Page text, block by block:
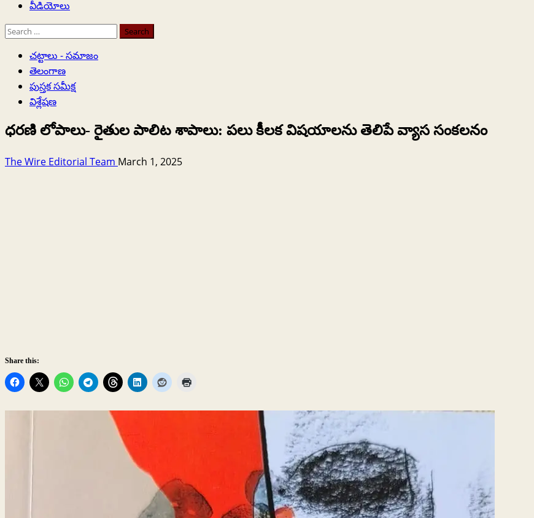
వీడియోలు
Search
చట్టాలు - సమాజం
తెలంగాణ
పుస్తక సమీక్ష
విశ్లేషణ
ధరణి లోపాలు- రైతుల పాలిట శాపాలు: పలు కీలక విషయాలను తెలిపే వ్యాస సంకలనం
The Wire Editorial Team March 1, 2025
Share this: